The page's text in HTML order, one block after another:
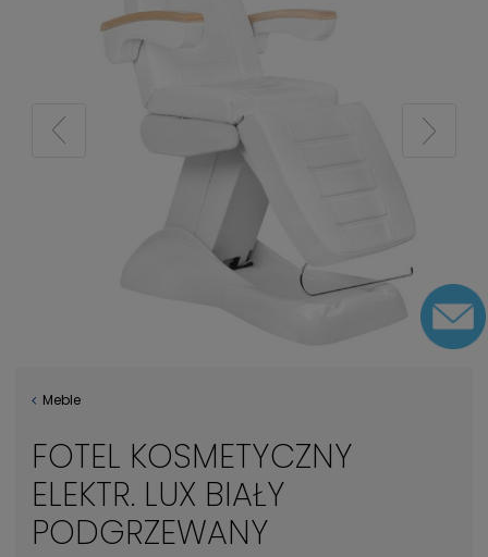
Meble
FOTEL KOSMETYCZNY
ELEKTR. LUX BIAŁY
PODGRZEWANY